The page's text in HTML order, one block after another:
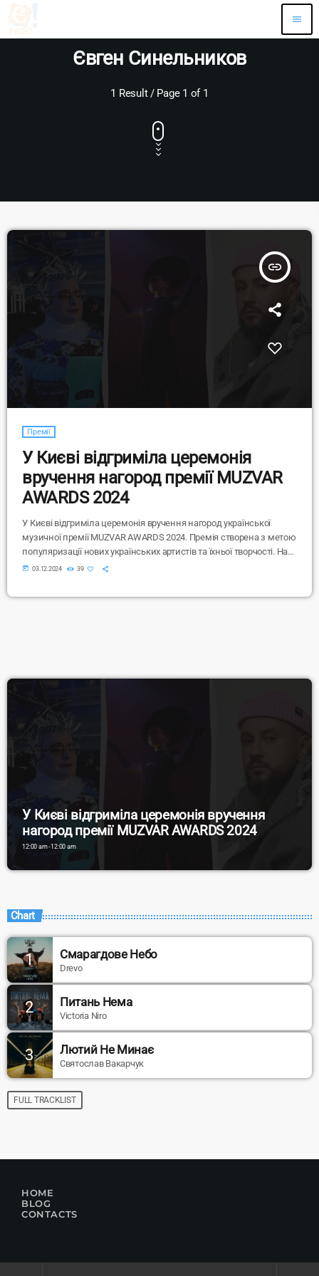
menu
Євген Синельников
1 Result / Page 1 of 1
insert_link
Премії
У Києві відгриміла церемонія
вручення нагород премії MUZVAR
AWARDS 2024
У Києві відгриміла церемонія вручення нагород української
музичної премії MUZVAR AWARDS 2024. Премія створена з метою
популяризації нових українських артистів та їхньої творчості. На
церемонії зібралися співаки, зокрема, Вєрка Сердючка, alyona
нагородити тріумфаторів цього року нагородами. Як повідомляє
today 03.12.2024 39
У Києві відгриміла церемонія вручення
нагород премії MUZVAR AWARDS 2024
12:00 am - 12:00 am
Chart
1 Смарагдове Небо
Drevo
2 Питань Нема
Victoria Niro
3 Лютий Не Минає
Святослав Вакарчук
FULL TRACKLIST
HOME
BLOG
CONTACTS